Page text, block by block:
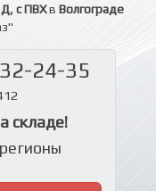
с ПВХв Волгограде
24-35
складе!